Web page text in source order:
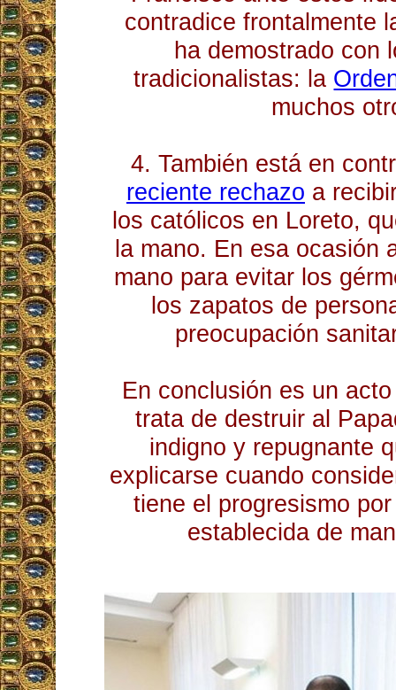
contradice frontalmente
ha demostrado con
tradicionalistas: la
muchos
4. También está en
reciente rechazo a
los católicos en Loreto,
la mano. En esa ocasión
mano para evitar los
los zapatos de
preocupación
En conclusión es un
trata de destruir al
indigno y repugnante
explicarse cuando
tiene el progresismo
establecida de